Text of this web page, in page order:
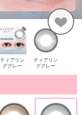
ティアリン
ググレー
ティアリン
ググレー